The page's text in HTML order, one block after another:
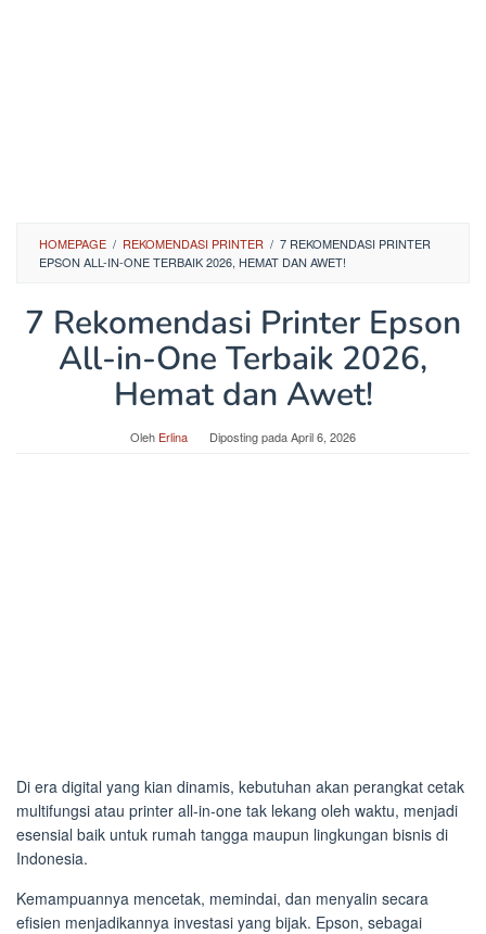
HOMEPAGE / REKOMENDASI PRINTER / 7 REKOMENDASI PRINTER
EPSON ALL-IN-ONE TERBAIK 2026, HEMAT DAN AWET!
7 Rekomendasi Printer Epson
All-in-One Terbaik 2026,
Hemat dan Awet!
Oleh Erlina Diposting padaApril 6, 2026
Di era digital yang kian dinamis, kebutuhan akan perangkat cetak
multifungsi atau printer all-in-one tak lekang oleh waktu, menjadi
esensial baik untuk rumah tangga maupun lingkungan bisnis di
Indonesia.
Kemampuannya mencetak, memindai, dan menyalin secara
efisien menjadikannya investasi yang bijak. Epson, sebagai